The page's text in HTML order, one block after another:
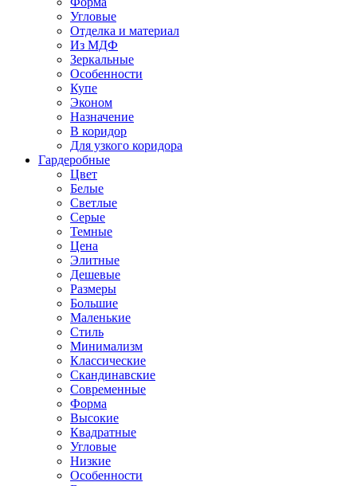
Угловые
Отделка и материал
Из МДФ
Зеркальные
Особенности
Купе
Эконом
Назначение
В коридор
Для узкого коридора
Гардеробные
Цвет
Белые
Светлые
Серые
Темные
Цена
Элитные
Дешевые
Размеры
Большие
Маленькие
Стиль
Минимализм
Классические
Скандинавские
Современные
Форма
Высокие
Квадратные
Угловые
Низкие
Особенности